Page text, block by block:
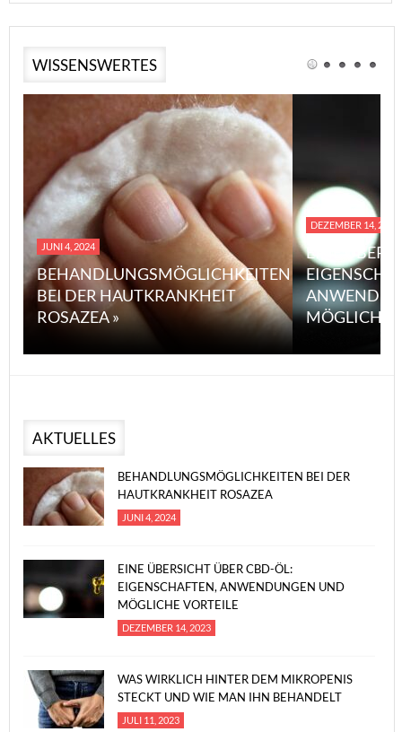
WISSENSWERTES
JUNI 4, 2024
BEHANDLUNGSMÖGLICHKEITEN
BEI DER HAUTKRANKHEIT
ROSAZEA »
DEZEMBER 14, 2023
EINE
MÖGLICHE
AKTUELLES
BEHANDLUNGSMÖGLICHKEITEN BEI DER
HAUTKRANKHEIT ROSAZEA
JUNI 4, 2024
EINE ÜBERSICHT ÜBER CBD-ÖL:
EIGENSCHAFTEN, ANWENDUNGEN UND
MÖGLICHE VORTEILE
DEZEMBER 14, 2023
WAS WIRKLICH HINTER DEM MIKROPENIS
STECKT UND WIE MAN IHN BEHANDELT
JULI 11, 2023